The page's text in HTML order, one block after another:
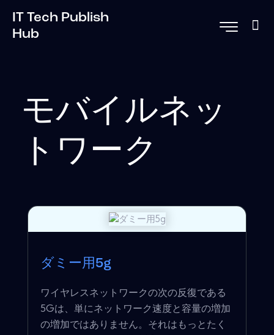
IT Tech Publish
Hub
モバイルネッ
トワーク
ダミー用5g
ワイヤレスネットワークの次の反復である
5Gは、単にネットワーク速度と容量の増加
の増加ではありません。それはもっとたく